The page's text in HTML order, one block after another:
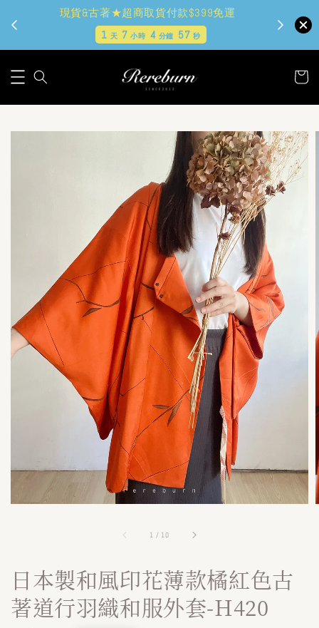
現貨&古著★超商取貨付款$399免運
1 天 7小時 4 分鐘 56 秒
1 / 10
日本製和風印花薄款橘紅色古
著道行羽織和服外套-H420